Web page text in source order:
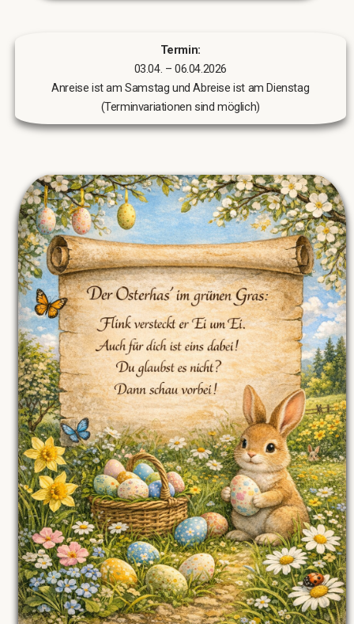
Termin:
03.04. – 06.04.2026
Anreise ist am Samstag und Abreise ist am Dienstag
(Terminvariationen sind möglich)